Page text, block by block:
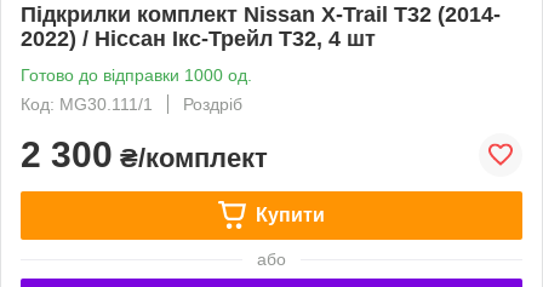
Підкрилки комплект Nissan X-Trail T32 (2014-
2022) / Ніссан Ікс-Трейл Т32, 4 шт
Готово до відправки 1000 од.
Код: MG30.111/1
Роздріб
2 300 ₴/комплект
Купити
або